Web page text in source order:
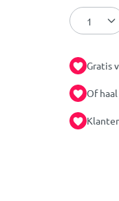
Gratis
Of